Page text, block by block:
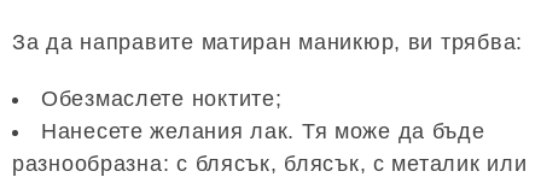
За да направите матиран маникюр, ви трябва:
Обезмаслете ноктите;
Нанесете желания лак. Тя може да бъде
разнообразна: с блясък, блясък, с металик или